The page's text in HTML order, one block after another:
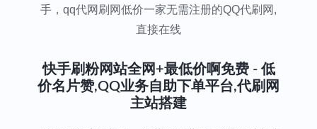
手，qq代网刷网低价一家无需注册的QQ代刷网,
直接在线
快手刷粉网站全网+最低价啊免费 - 低
价名片赞,QQ业务自助下单平台,代刷网
主站搭建